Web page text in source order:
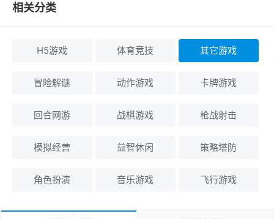
相关分类
H5游戏 体育竞技 其它游戏
冒险解谜 动作游戏 卡牌游戏
回合网游 战棋游戏 枪战射击
模拟经营 益智休闲 策略塔防
角色扮演 音乐游戏 飞行游戏